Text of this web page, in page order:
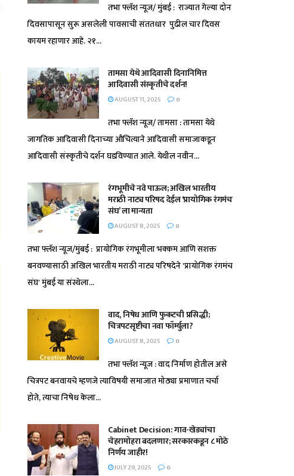
तभा फ्लॅश न्यूज/ मुंबई : राज्यात गेल्या दोन
दिवसापासून सुरू असलेली पावसाची संततधार पुढील चार दिवस
कायम रहाणार आहे. २१...
तामसा येथे आदिवासी दिनानिमित्त
आदिवासी संस्कृतीचे दर्शन!
AUGUST 11, 2025 0
तभा फ्लॅश न्यूज/ तामसा : तामसा येथे
जागतिक आदिवासी दिनाच्या औचित्याने आदिवासी समाजाकडून
आदिवासी संस्कृतीचे दर्शन घडविण्यात आले. येथील नवीन...
रंगभूमीचे नवे पाऊल; अखिल भारतीय
मराठी नाट्य परिषद देईल ‘प्रायोगिक रंगमंच
संघ’ ला मान्यता
AUGUST 8, 2025 0
तभा फ्लॅश न्यूज/मुंबई : प्रायोगिक रंगभूमीला भक्कम आणि सशक्त
बनवण्यासाठी अखिल भारतीय मराठी नाट्य परिषदेने 'प्रायोगिक रंगमंच
संघ' मुंबई या संस्थेला...
वाद, निषेध आणि फुकटची प्रसिद्धी;
चित्रपटसृष्टीचा नवा फॉर्म्युला?
AUGUST 8, 2025 0
तभा फ्लॅश न्यूज : वाद निर्माण होतील असे
चित्रपट बनवायचे म्हणजे त्याविषयी समाजात मोठ्या प्रमाणात चर्चा
होते, त्याचा निषेध केला...
Cabinet Decision: गाव-खेड्यांचा
चेहरामोहरा बदलणार; सरकारकडून ८ मोठे
निर्णय जाहीर!
JULY 29, 2025 0